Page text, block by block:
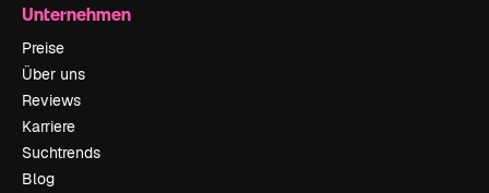
Unternehmen
Preise
Über uns
Reviews
Karriere
Suchtrends
Blog